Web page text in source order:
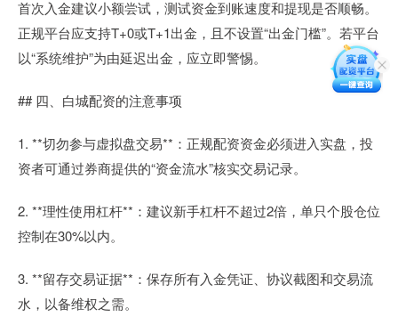
首次入金建议小额尝试，测试资金到账速度和提现是否顺畅。
正规平台应支持T+0或T+1出金，且不设置“出金门槛”。若平台
以“系统维护”为由延迟出金，应立即警惕。
## 四、白城配资的注意事项
1. **切勿参与虚拟盘交易**：正规配资资金必须进入实盘，投
资者可通过券商提供的“资金流水”核实交易记录。
2. **理性使用杠杆**：建议新手杠杆不超过2倍，单只个股仓位
控制在30%以内。
3. **留存交易证据**：保存所有入金凭证、协议截图和交易流
水，以备维权之需。